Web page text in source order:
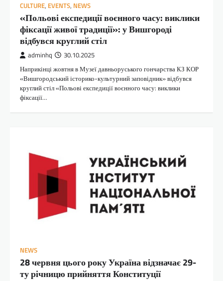
CULTURE, EVENTS, NEWS
«Польові експедиції воєнного часу: виклики
фіксації живої традиції»: у Вишгороді
відбувся круглий стіл
adminhq 30.10.2025
Наприкінці жовтня в Музеї давньоруського гончарства КЗ КОР
«Вишгородський історико-культурний заповідник» відбувся
круглий стіл «Польові експедиції воєнного часу: виклики
фіксації…
NEWS
28 червня цього року Україна відзначає 29-
ту річницю прийняття Конституції